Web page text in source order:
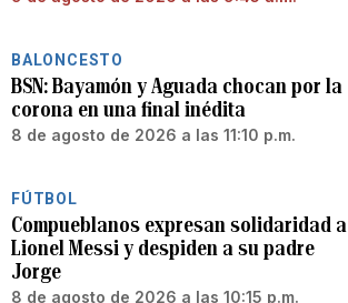
BALONCESTO
BSN: Bayamón y Aguada chocan por la
corona en una final inédita
8 de agosto de 2026 a las 11:10 p.m.
FÚTBOL
Compueblanos expresan solidaridad a
Lionel Messi y despiden a su padre
Jorge
8 de agosto de 2026 a las 10:15 p.m.